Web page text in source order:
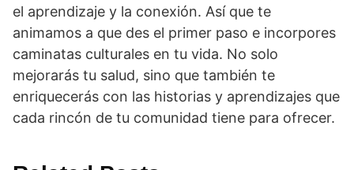
el aprendizaje y la conexión. Así­ que te
animamos a que des el primer paso e incorpores
caminatas culturales en tu vida. No solo
mejorarás tu salud, sino que también te
enriquecerás con las historias y aprendizajes que
cada rincón de tu comunidad tiene para ofrecer.